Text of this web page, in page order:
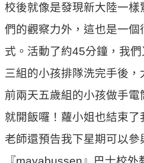
校後就像是發現新大陸一
們的觀察力外，這也是一
式。活動了約45分鐘，我
三組的小孩排隊洗完手後
前兩天五歲組的小孩做手
就開飯囉！蘿小姐也結束了
老師還預告我下星期可以參